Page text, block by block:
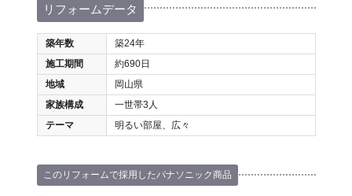
リフォームデータ
築年数
築24年
施工期間
約690日
地域
岡山県
家族構成
一世帯3人
テーマ
明るい部屋、広々
このリフォームで採用したパナソニック商品